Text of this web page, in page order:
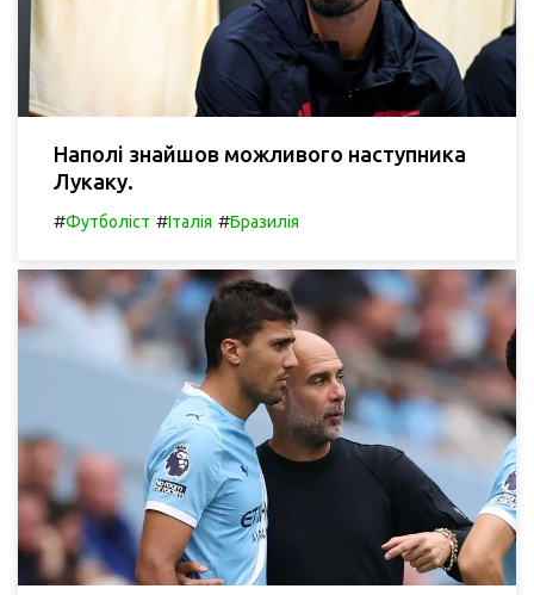
Наполі знайшов можливого наступника
Лукаку.
#Футболіст #Італія #Бразилія